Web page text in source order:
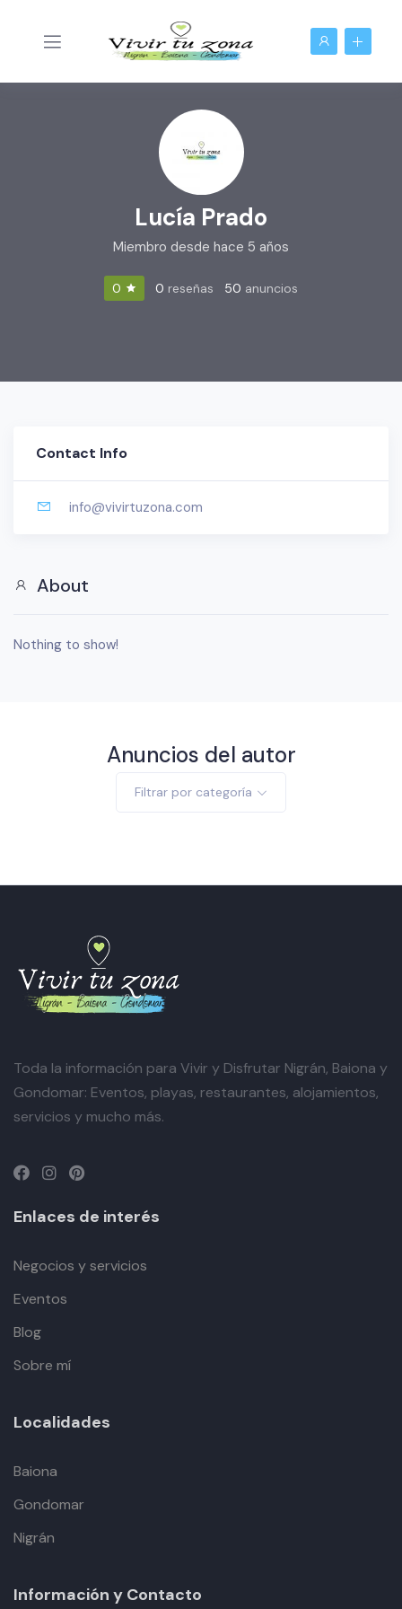
Lucía Prado
Miembro desde hace 5 años
0 0 reseñas 50 anuncios
Contact Info
info@vivirtuzona.com
About
Nothing to show!
Anuncios del autor
Filtrar por categoría
Toda la información para Vivir y Disfrutar Nigrán, Baiona y
Gondomar: Eventos, playas, restaurantes, alojamientos,
servicios y mucho más.
Enlaces de interés
Negocios y servicios
Eventos
Blog
Sobre mí
Localidades
Baiona
Gondomar
Nigrán
Información y Contacto